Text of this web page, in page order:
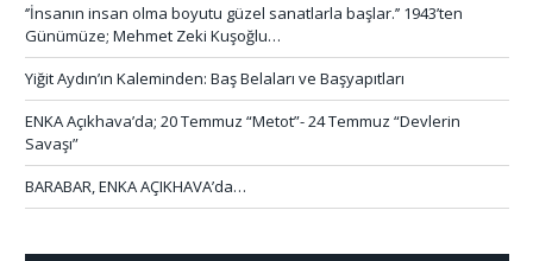
‘’İnsanın insan olma boyutu güzel sanatlarla başlar.’’ 1943’ten
Günümüze; Mehmet Zeki Kuşoğlu…
Yiğit Aydın’ın Kaleminden: Baş Belaları ve Başyapıtları
ENKA Açıkhava’da; 20 Temmuz “Metot”- 24 Temmuz “Devlerin
Savaşı”
BARABAR, ENKA AÇIKHAVA’da…